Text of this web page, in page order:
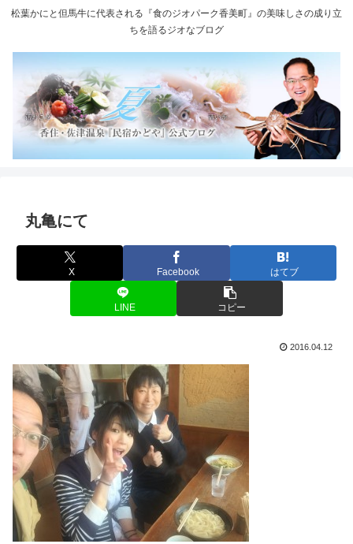
松葉かにと但馬牛に代表される『食のジオパーク香美町』の美味しさの成り立
ちを語るジオなブログ
丸亀にて
X Facebook はてブ
LINE コピー
2016.04.12